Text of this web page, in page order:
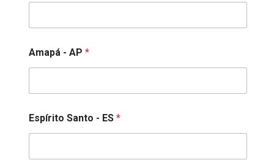
Amapá - AP *
Espírito Santo - ES *